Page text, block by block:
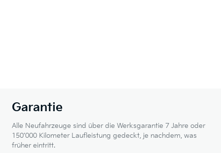
Garantie
Alle Neufahrzeuge sind über die Werksgarantie 7 Jahre oder
150’000 Kilometer Laufleistung gedeckt, je nachdem, was
früher eintritt.